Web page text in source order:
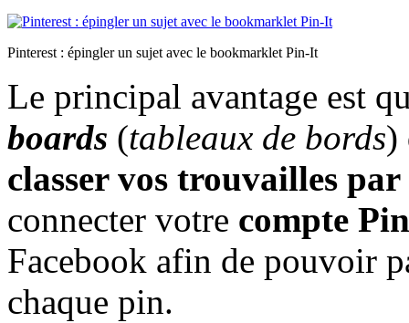
Pinterest : épingler un sujet avec le bookmarklet Pin-It
Le principal avantage est
boards (tableaux de bords)
classer vos trouvailles
connecter votre compte
Facebook afin de pouvoir
chaque pin.